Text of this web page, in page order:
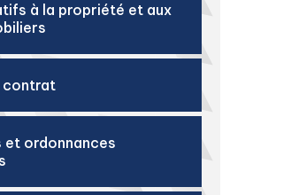
à la propriété et aux
contrat
et ordonnances